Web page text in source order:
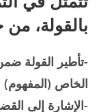
بالقولة،
-تأطير القولة
الخاص (المفهوم)
-الإشارة إلى